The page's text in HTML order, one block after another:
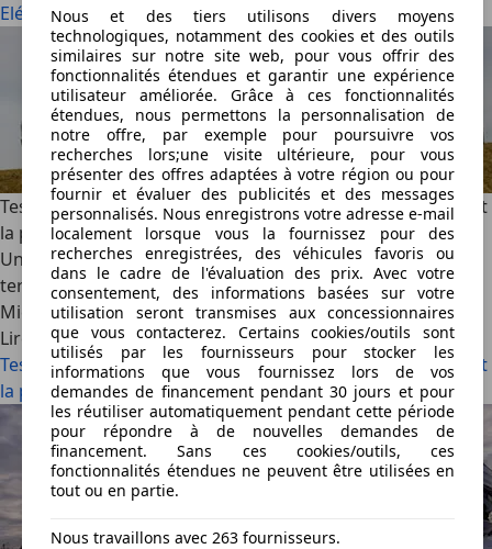
Elégance ou capacité de chargement ?
Test comparatif: Honda CR-V vs. VW Tiguan – Les deux font
la paire
Un acheteur choisit un SUV parce qu’il a envie d’un tout-
terrain.
Michael Gebhardt·01/12/2008·8 min lus
Lire la suite
Test comparatif: Honda CR-V vs. VW Tiguan – Les deux font
la paire
Nous et des tiers utilisons divers moyens
technologiques, notamment des cookies et des outils
similaires sur notre site web, pour vous offrir des
fonctionnalités étendues et garantir une expérience
utilisateur améliorée. Grâce à ces fonctionnalités
étendues, nous permettons la personnalisation de
notre offre, par exemple pour poursuivre vos
recherches lors;une visite ultérieure, pour vous
présenter des offres adaptées à votre région ou pour
fournir et évaluer des publicités et des messages
personnalisés. Nous enregistrons votre adresse e-mail
localement lorsque vous la fournissez pour des
recherches enregistrées, des véhicules favoris ou
dans le cadre de l'évaluation des prix. Avec votre
consentement, des informations basées sur votre
utilisation seront transmises aux concessionnaires
que vous contacterez. Certains cookies/outils sont
utilisés par les fournisseurs pour stocker les
informations que vous fournissez lors de vos
demandes de financement pendant 30 jours et pour
les réutiliser automatiquement pendant cette période
pour répondre à de nouvelles demandes de
financement. Sans ces cookies/outils, ces
fonctionnalités étendues ne peuvent être utilisées en
tout ou en partie.
Nous travaillons avec 263 fournisseurs.